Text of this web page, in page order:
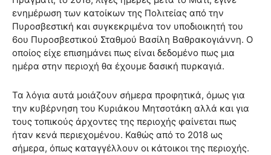
ενημέρωση των κατοίκων της Πολιτείας από την
Πυροσβεστική και συγκεκριμένα τον υποδιοικητή του
6ου Πυροσβεστικού Σταθμού Βασίλη Βαθρακογιάννη. Ο
οποίος είχε επισημάνει πως είναι δεδομένο πως μια
ημέρα στην περιοχή θα έχουμε δασική πυρκαγιά.
Τα λόγια αυτά μοιάζουν σήμερα προφητικά, όμως για
την κυβέρνηση του Κυριάκου Μητσοτάκη αλλά και για
τους τοπικούς άρχοντες της περιοχής φαίνεται πως
ήταν κενά περιεχομένου. Καθώς από το 2018 ως
σήμερα, όπως καταγγέλλουν οι κάτοικοι της περιοχής.